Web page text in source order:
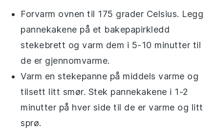
Forvarm ovnen til 175 grader Celsius. Legg
pannekakene på et bakepapirkledd
stekebrett og varm dem i 5-10 minutter til
de er gjennomvarme.
Varm en stekepanne på middels varme og
tilsett litt smør. Stek pannekakene i 1-2
minutter på hver side til de er varme og litt
sprø.